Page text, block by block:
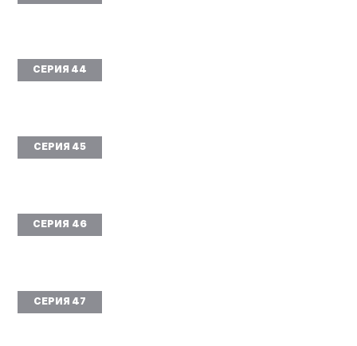
СЕРИЯ 44
СЕРИЯ 45
СЕРИЯ 46
СЕРИЯ 47